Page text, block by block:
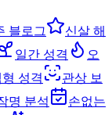
블로그
신살 해
일간 성격
오
성격
관상 보
명 분석
손없는